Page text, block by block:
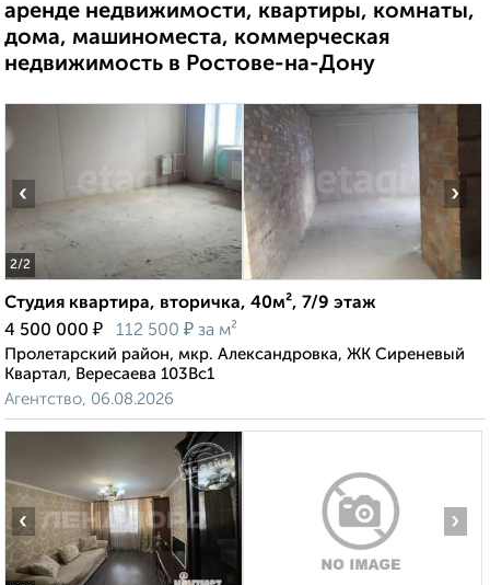
аренде недвижимости, квартиры, комнаты,
дома, машиноместа, коммерческая
недвижимость в Ростове-на-Дону
2/2
‹ ›
Студия квартира, вторичка, 40м², 7/9 этаж
4 500 000 ₽ 112 500 ₽ за м²
Пролетарский район, мкр. Александровка, ЖК Сиреневый
Квартал, Вересаева 103Вс1
Агентство, 06.08.2026
‹ ›